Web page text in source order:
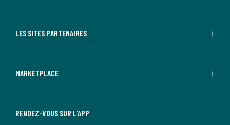
LES SITES PARTENAIRES
MARKETPLACE
RENDEZ-VOUS SUR L'APP